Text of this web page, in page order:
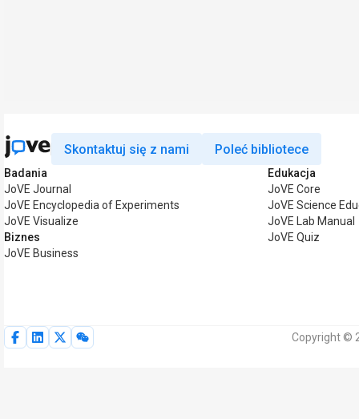
Skontaktuj się z nami Poleć bibliotece
Badania
JoVE Journal
JoVE Encyclopedia of Experiments
JoVE Visualize
Biznes
JoVE Business
Edukacja
JoVE Core
JoVE Science
JoVE Lab Manual
JoVE Quiz
Copyright ©